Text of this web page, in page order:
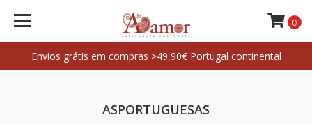
Envios grátis em compras >49,90€ Portugal continental
0
ASPORTUGUESAS